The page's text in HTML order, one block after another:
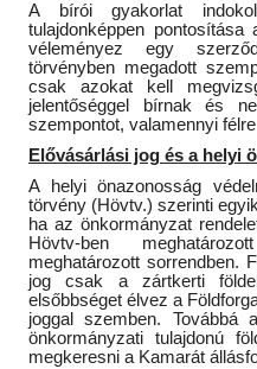
A bírói gyakorlat
tulajdonképpen
véleményez egy
törvényben megadott
csak azokat kell
jelentőséggel bírnak és
szempontot, valamennyi
Elővásárlási jog és a helyi
A helyi önazonosság
törvény (Hövtv.) szerinti
ha az önkormányzat
Hövtv-ben
meghatározott sorrendben.
jog csak a zártkerti
elsőbbséget élvez a
joggal szemben.
önkormányzati tulajdonú
megkeresni a Kamarát